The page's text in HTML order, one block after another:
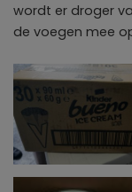
wordt er droger
de voegen mee